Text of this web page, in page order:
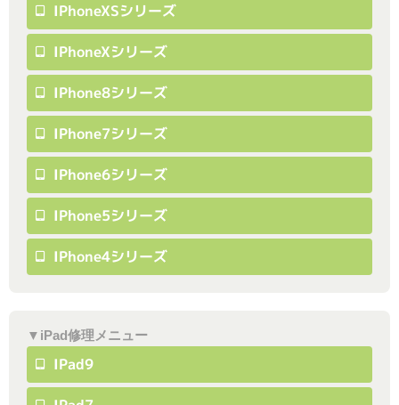
IPhoneXSシリーズ
IPhoneXシリーズ
IPhone8シリーズ
IPhone7シリーズ
IPhone6シリーズ
IPhone5シリーズ
IPhone4シリーズ
▼iPad修理メニュー
IPad9